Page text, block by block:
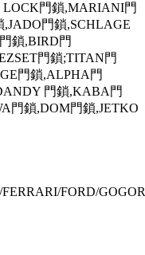
門鎖,MARIANI門
門鎖,SCHLAGE
鎖,BIRD門
門鎖;TITAN門
門鎖,ALPHA門
門鎖,KABA門
門鎖,DOM門鎖,JETKO
FORD/